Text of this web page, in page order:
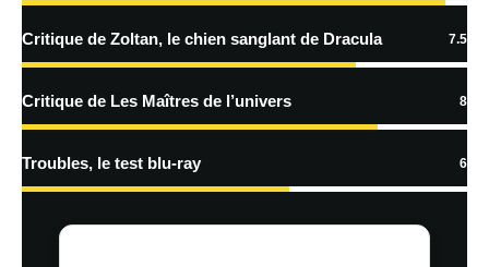
Critique de Zoltan, le chien sanglant de Dracula 7.5
Critique de Les Maîtres de l’univers 8
Troubles, le test blu-ray 6